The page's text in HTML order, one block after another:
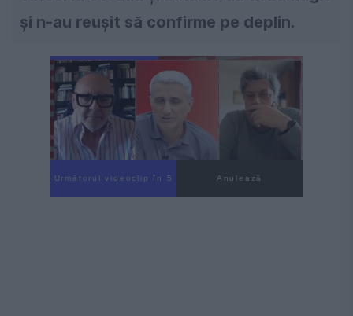
și n-au reușit să confirme pe deplin.
Următorul videoclip în 3 Anulează